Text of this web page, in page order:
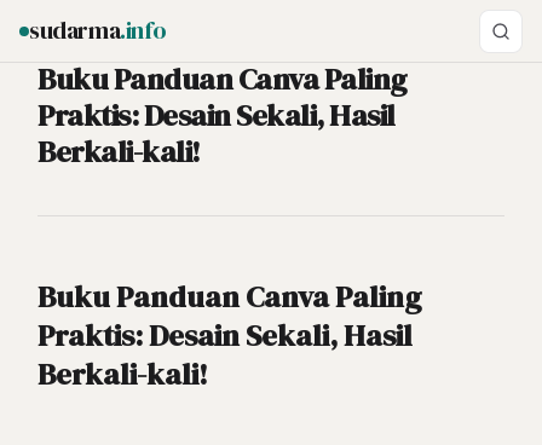
sudarma.info
Buku Panduan Canva Paling
Praktis: Desain Sekali, Hasil
Berkali-kali!
Buku Panduan Canva Paling
Praktis: Desain Sekali, Hasil
Berkali-kali!